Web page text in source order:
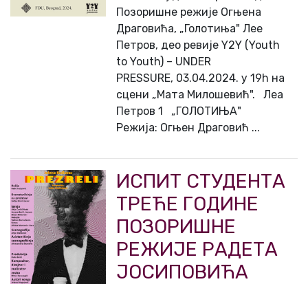
Позоришне режије Огњена
Драговића, „Голотиња" Лее
Петров, део ревије Y2Y (Youth
to Youth) – UNDER
PRESSURE, 03.04.2024. у 19h на
сцени „Мата Милошевић". Леа
Петров 1 „ГОЛОТИЊА"
Режија: Огњен Драговић ...
ИСПИТ СТУДЕНТА
ТРЕЋЕ ГОДИНЕ
ПОЗОРИШНЕ
РЕЖИЈЕ РАДЕТА
ЈОСИПОВИЋА